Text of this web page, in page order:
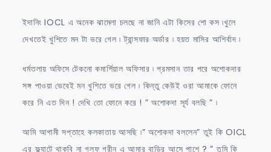
ইদানিং IOCL এ অনেক ঝামেলা চলছে না জানি এটা কিসের শো কস ৷খুলে
দেখতেই খুশিতে মন টা ভরে গেল ৷ ট্রান্সফার অর্ডার ৷ হয়ত মাসির আশির্বাদ ৷
ধর্মতলায় অফিসে টেকনো কমার্শিয়াল অফিসার ৷ প্রমসান তার পরে অশোকদার
সঙ্গ পাওয়া ভেবেই মন খুশিতে ভরে গেল ৷ কিন্তু কেউই ওরা আমাকে ফোনে
করে নি এত দিন ! দেখি তো ফোনে করে ! ” অশোকদা সূর্য বলছি ” ৷
আমি আগামী সপ্তাহে কলকাতায় আসছি ৷” অশোকদা বললেন” তুই কি OICL
এর ফ্ল্যাটে থাকবি না গলফ গ্রীন এ আমার বাড়ির আসে পাশে ? ” তুমি কি